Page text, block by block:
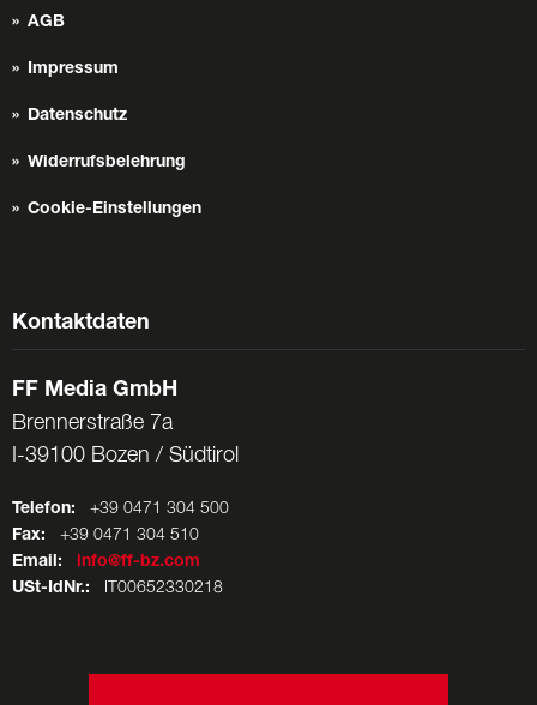
AGB
Impressum
Datenschutz
Widerrufsbelehrung
Cookie-Einstellungen
Kontaktdaten
FF Media GmbH
Brennerstraße 7a
I-39100 Bozen / Südtirol
Telefon: +39 0471 304 500
Fax: +39 0471 304 510
Email:
info@ff-bz.com
USt-IdNr.: IT00652330218